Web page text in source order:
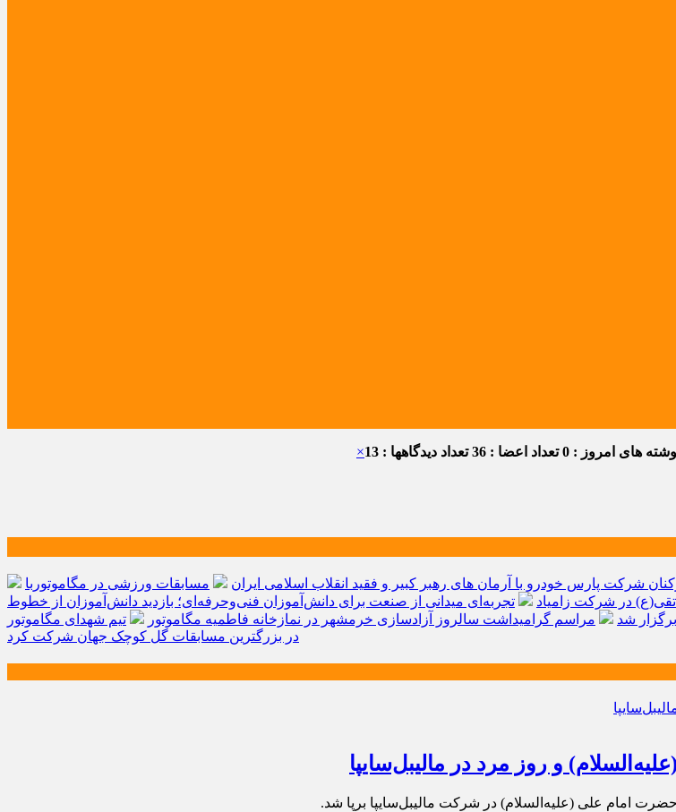
های امروز : 0 تعداد اعضا : 36 تعداد دیدگاهها : 13 ×
شرکت پارس خودرو با آرمان های رهبر کبیر و فقید انقلاب اسلامی ایران
مسابقات ورزشی در مگاموتوربا
در شرکت زامیاد
تجربه‌ای میدانی از صنعت برای دانش‌آموزان فنی‌وحرفه‌ای؛ بازدید دانش‌آموزان از خطوط
شد مراسم گرامیداشت سالروز آزادسازی خرمشهر در نمازخانه فاطمیه مگاموتور
تیم شهدای مگاموتور
در بزرگترین مسابقات گل کوچک جهان شرکت کرد
و روز مرد در مالیبل‌سایپا
امام علی (علیه‌السلام) در شركت مالیبل‌سایپا برپا شد.